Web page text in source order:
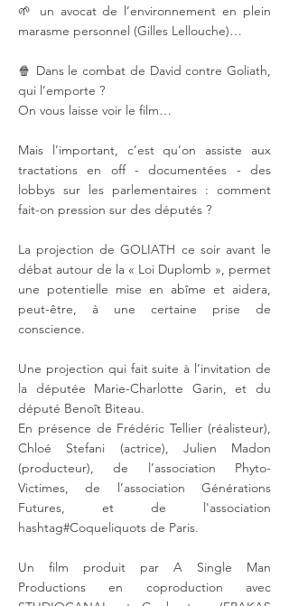
🌱 un avocat de l’environnement en plein
marasme personnel (Gilles Lellouche)…
🍿 Dans le combat de David contre Goliath,
qui l’emporte ?
On vous laisse voir le film…
Mais l’important, c’est qu’on assiste aux
tractations en off - documentées - des
lobbys sur les parlementaires : comment
fait-on pression sur des députés ?
La projection de GOLIATH ce soir avant le
débat autour de la « Loi Duplomb », permet
une potentielle mise en abîme et aidera,
peut-être, à une certaine prise de
conscience.
Une projection qui fait suite à l’invitation de
la députée Marie-Charlotte Garin, et du
député Benoît Biteau.
En présence de Frédéric Tellier (réalisteur),
Chloé Stefani (actrice), Julien Madon
(producteur), de l’association Phyto-
Victimes, de l’association Générations
Futures, et de l'association
hashtag#Coqueliquots de Paris.
Un film produit par A Single Man
Productions en coproduction avec